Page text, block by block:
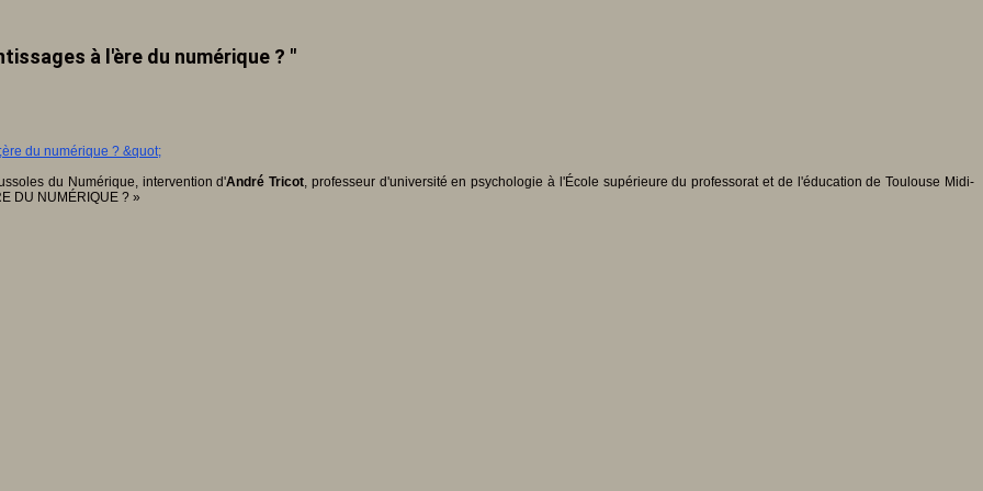
à l'ère du numérique ? "
du Numérique, intervention d'André Tricot, professeur d'université en psychologie à l'École supérieure du professorat et de l'éducation de Toulouse Midi-
DU NUMÉRIQUE ? »